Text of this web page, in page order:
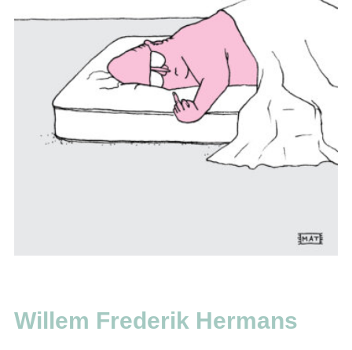
Willem Frederik Hermans